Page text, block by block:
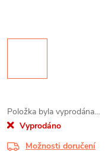
Položka byla vyprodána…
Vyprodáno
Možnosti doručení